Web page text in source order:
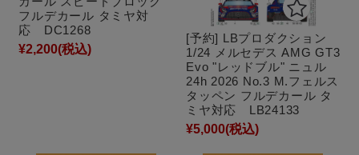
フルデカール タミヤ対
応 DC1268
¥2,200(税込)
[予約] LBプロダクション
1/24 メルセデス AMG GT3
Evo "レッドブル" ニュル
24h 2026 No.3 M.フェルス
タッペン フルデカール タ
ミヤ対応 LB24133
¥5,000(税込)